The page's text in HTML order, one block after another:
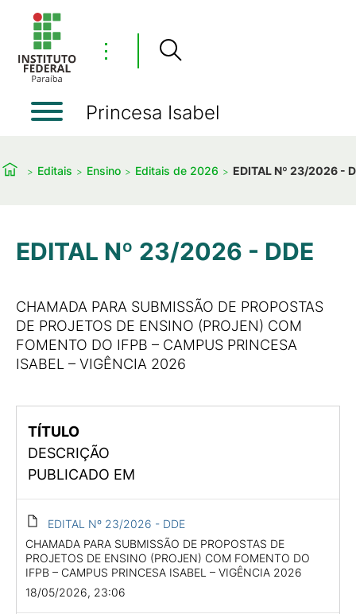
⋮
Princesa Isabel
Editais Ensino Editais de 2026 EDITAL Nº 23/2026 -
EDITAL Nº 23/2026 - DDE
CHAMADA PARA SUBMISSÃO DE PROPOSTAS
DE PROJETOS DE ENSINO (PROJEN) COM
FOMENTO DO IFPB – CAMPUS PRINCESA
ISABEL – VIGÊNCIA 2026
TÍTULO
DESCRIÇÃO
PUBLICADO EM
EDITAL Nº 23/2026 - DDE
CHAMADA PARA SUBMISSÃO DE PROPOSTAS DE
PROJETOS DE ENSINO (PROJEN) COM FOMENTO DO
IFPB – CAMPUS PRINCESA ISABEL – VIGÊNCIA 2026
18/05/2026, 23:06